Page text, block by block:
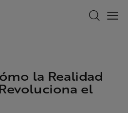
la Realidad
el